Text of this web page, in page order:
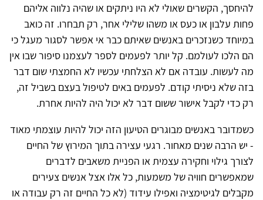
להיחסך, הקשרים שאולי לא היו ניתקים או שהיה נלווה אליהם
פחות עלבון או כעס או משהו שלילי אחר, רק תבחרו. זה כואב
במיוחד כשנזכרים באנשים שאיתם כבר אי אפשר לסגור מעגל כי
הם הלכו לעולמם. קל יותר לפעמים לספר לעצמנו סיפור שבו אין
מה לעשות. עובדה אם לא הצלחתי עכשיו לא החמצתי שום דבר
בזה שלא ניסיתי קודם. לפעמים באים לטיפול בעצם בשביל זה,
רק כדי לקבל אישור ששום דבר לא יכול היה להיות אחרת.
כשמדובר באנשים מבוגרים הטיעון הזה יכול להיות עוצמתי מאוד
- יש הרבה שנים מאחור. רגעי עצירה בתוך המירוץ של החיים
לצורך גילוי וחקירה עצמית או הפניית משאבים לדברים
שמאפשרים חוויה של משמעות, כל אלו אצל אנשים צעירים
מקבלים לגיטימציה ואפילו עידוד (לא כל החיים זה רק עבודה או